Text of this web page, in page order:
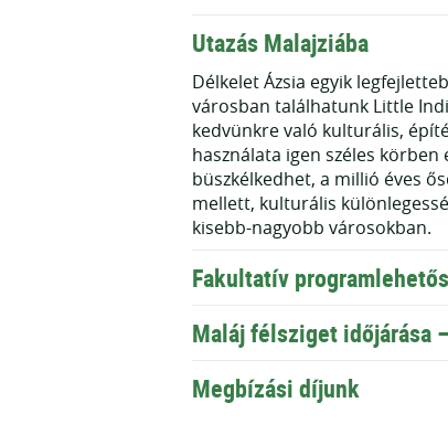
Utazás Malajziába
Délkelet Ázsia egyik
városban találhatunk Little
kedvünkre való kulturális,
használata igen széles
büszkélkedhet, a millió éves
mellett, kulturális
kisebb-nagyobb városokban.
Fakultatív
Malajzia
Maláj félsziget időjárása
Megbízási díjunk